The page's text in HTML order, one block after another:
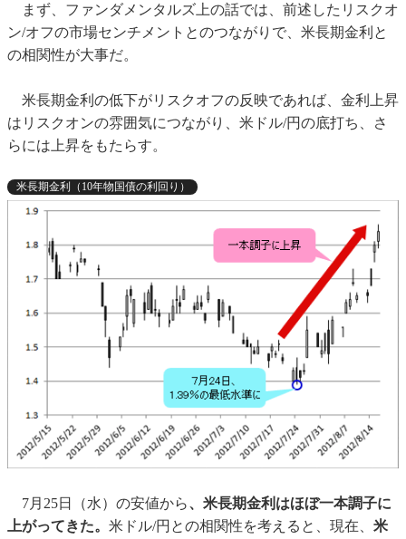
まず、ファンダメンタルズ上の話では、前述したリスクオ
ン/オフの市場センチメントとのつながりで、米長期金利と
の相関性が大事だ。
米長期金利の低下がリスクオフの反映であれば、金利上昇
はリスクオンの雰囲気につながり、米ドル/円の底打ち、さ
らには上昇をもたらす。
米長期金利（10年物国債の利回り）
7月25日（水）の安値から、米長期金利はほぼ一本調子に
上がってきた。 米ドル/円との相関性を考えると、現在、 米